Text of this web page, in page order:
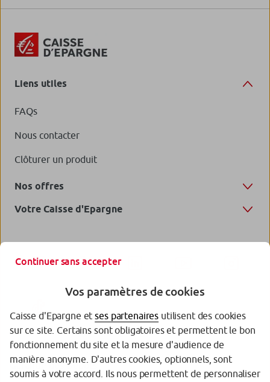
Liens utiles
FAQs
Nous contacter
Clôturer un produit
Nos offres
Votre Caisse d'Epargne
Garantie des Dépôts
Continuer sans accepter
Vos paramètres de cookies
Caisse d'Epargne etses partenaires utilisent des cookies
sur ce site. Certains sont obligatoires et permettent le bon
fonctionnement du site et la mesure d'audience de
manière anonyme. D'autres cookies, optionnels, sont
soumis à votre accord. Ils nous permettent de personnaliser